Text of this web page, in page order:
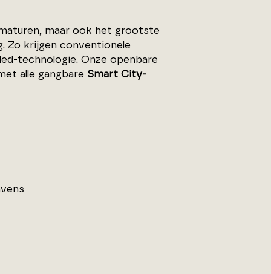
maar ook het grootste
Zo krijgen conventionele
technologie. Onze openbare
alle gangbare Smart City-